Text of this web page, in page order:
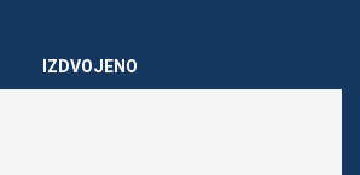
IZDVOJENO